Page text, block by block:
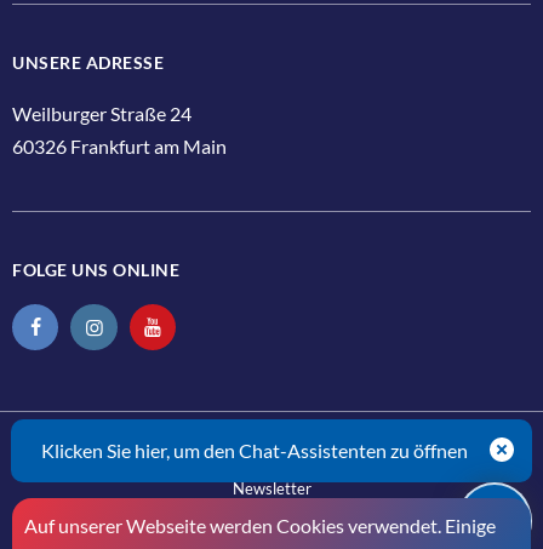
UNSERE ADRESSE
Weilburger Straße 24
60326 Frankfurt am Main
FOLGE UNS ONLINE
Kontakt
Newsletter
Impressum
Klicken Sie hier, um den Chat-Assistenten zu öffnen
Auf unserer Webseite werden Cookies verwendet. Einige